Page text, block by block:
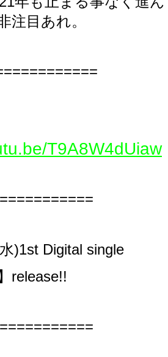
注目あれ。
T9A8W4dUiaw
)1st Digital single
release!!